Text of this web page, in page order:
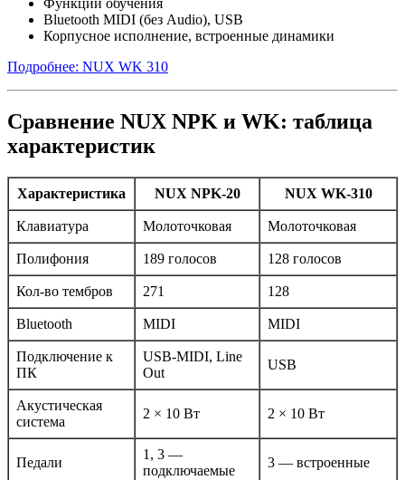
Функции обучения
Bluetooth MIDI (без Audio), USB
Корпусное исполнение, встроенные динамики
Подробнее: NUX WK 310
Сравнение NUX NPK и WK: таблица
характеристик
Характеристика NUX NPK-20 NUX WK-310
Клавиатура Молоточковая Молоточковая
Полифония 189 голосов 128 голосов
Кол-во тембров 271 128
Bluetooth MIDI MIDI
Подключение к
ПК
USB-MIDI, Line
Out
USB
Акустическая
система
2 × 10 Вт 2 × 10 Вт
Педали
1, 3 —
подключаемые
3 — встроенные